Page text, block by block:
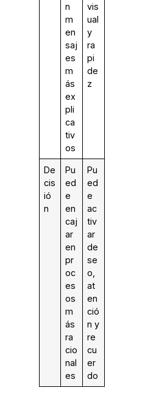
n
m
en
saj
es
m
ás
ex
pli
ca
tiv
os
vis
ual
y
ra
pi
de
z
De
cis
ió
n
Pu
ed
e
en
caj
ar
en
pr
oc
es
os
m
ás
ra
cio
nal
es
Pu
ed
e
ac
tiv
ar
de
se
o,
at
en
ció
n y
re
cu
er
do